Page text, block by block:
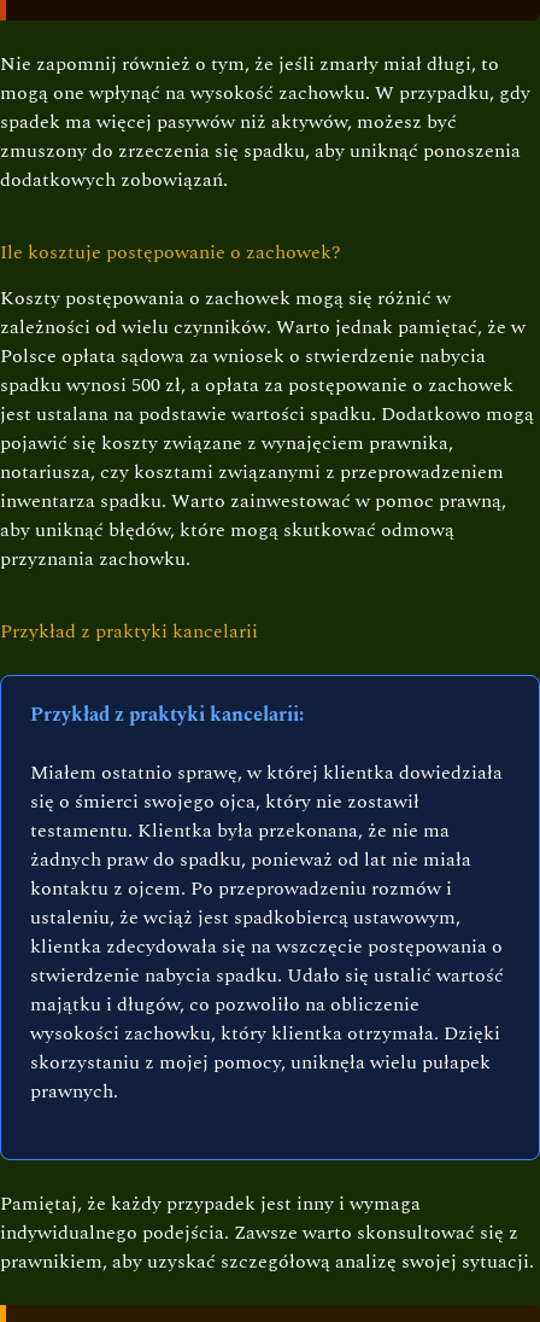
Nie zapomnij również o tym, że jeśli zmarły miał długi, to
mogą one wpłynąć na wysokość zachowku. W przypadku, gdy
spadek ma więcej pasywów niż aktywów, możesz być
zmuszony do zrzeczenia się spadku, aby uniknąć ponoszenia
dodatkowych zobowiązań.
Ile kosztuje postępowanie o zachowek?
Koszty postępowania o zachowek mogą się różnić w
zależności od wielu czynników. Warto jednak pamiętać, że w
Polsce opłata sądowa za wniosek o stwierdzenie nabycia
spadku wynosi 500 zł, a opłata za postępowanie o zachowek
jest ustalana na podstawie wartości spadku. Dodatkowo mogą
pojawić się koszty związane z wynajęciem prawnika,
notariusza, czy kosztami związanymi z przeprowadzeniem
inwentarza spadku. Warto zainwestować w pomoc prawną,
aby uniknąć błędów, które mogą skutkować odmową
przyznania zachowku.
Przykład z praktyki kancelarii
Przykład z praktyki kancelarii:
Miałem ostatnio sprawę, w której klientka dowiedziała
się o śmierci swojego ojca, który nie zostawił
testamentu. Klientka była przekonana, że nie ma
żadnych praw do spadku, ponieważ od lat nie miała
kontaktu z ojcem. Po przeprowadzeniu rozmów i
ustaleniu, że wciąż jest spadkobiercą ustawowym,
klientka zdecydowała się na wszczęcie postępowania o
stwierdzenie nabycia spadku. Udało się ustalić wartość
majątku i długów, co pozwoliło na obliczenie
wysokości zachowku, który klientka otrzymała. Dzięki
skorzystaniu z mojej pomocy, uniknęła wielu pułapek
prawnych.
Pamiętaj, że każdy przypadek jest inny i wymaga
indywidualnego podejścia. Zawsze warto skonsultować się z
prawnikiem, aby uzyskać szczegółową analizę swojej sytuacji.